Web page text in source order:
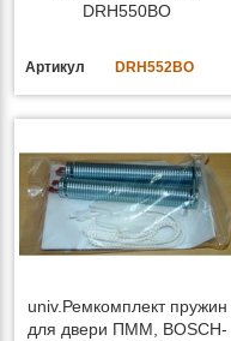
DRH550BO
Артикул DRH552BO
univ.Ремкомплект пружин
для двери ПММ, BOSCH-